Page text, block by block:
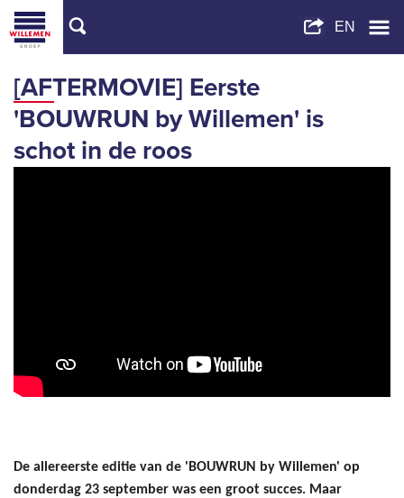
[AFTERMOVIE] Eerste
'BOUWRUN by Willemen' is
schot in de roos
De allereerste editie van de 'BOUWRUN by Willemen' op
donderdag 23 september was een groot succes. Maar